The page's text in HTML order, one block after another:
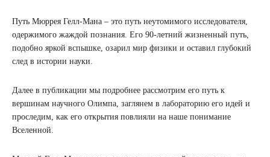
Путь Мюррея Гелл-Мана – это путь неутомимого исследователя,
одержимого жаждой познания. Его 90-летний жизненный путь,
подобно яркой вспышке, озарил мир физики и оставил глубокий
след в истории науки.
Далее в публикации мы подробнее рассмотрим его путь к
вершинам научного Олимпа, заглянем в лабораторию его идей и
проследим, как его открытия повлияли на наше понимание
Вселенной.